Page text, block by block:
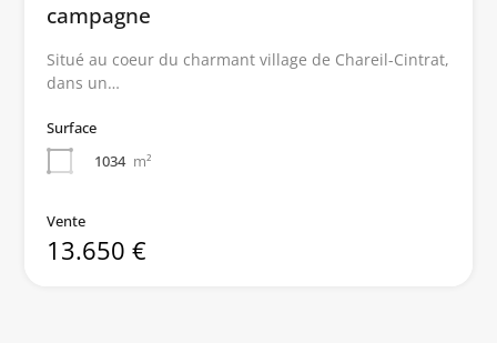
campagne
Situé au coeur du charmant village de Chareil-Cintrat,
dans un…
Surface
1034 m²
Vente
13.650 €